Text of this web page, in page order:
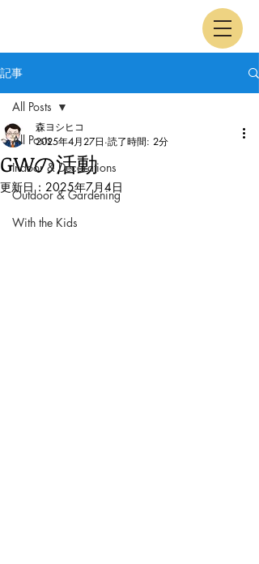
記事
All Posts
Indoor & Decorations
Outdoor & Gardening
With the Kids
All Posts
GWの活動
森ヨシヒコ
2025年4月27日 読了時間: 2分
更新日： 2025年7月4日